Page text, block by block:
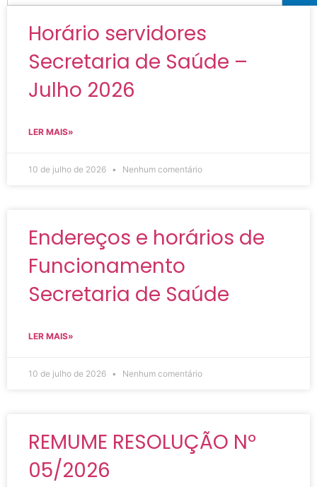
Horário servidores
Secretaria de Saúde –
Julho 2026
LER MAIS»
10 de julho de 2026 Nenhum comentário
Endereços e horários de
Funcionamento
Secretaria de Saúde
LER MAIS»
10 de julho de 2026 Nenhum comentário
REMUME RESOLUÇÃO Nº
05/2026